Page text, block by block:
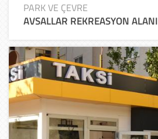
PARK VE ÇEVRE
AVSALLAR REKREASYON ALANI